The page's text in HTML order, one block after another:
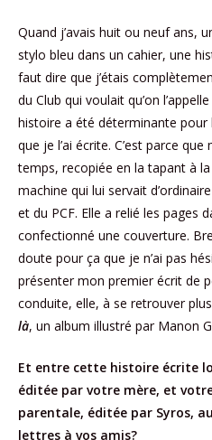
Quand j’avais huit ou neuf ans,
stylo bleu dans un cahier, une
faut dire que j’étais
du Club qui voulait qu’on
histoire a été déterminante pour
que je l’ai écrite. C’est parce
temps, recopiée en la tapant à
machine qui lui servait
et du PCF. Elle a relié les pages
confectionné une couverture.
doute pour ça que je n’ai pas
présenter mon premier écrit de
conduite, elle, à se retrouver
là, un album illustré par Manon
Et entre cette histoire écrite
éditée par votre mère, et
parentale, éditée par Syros,
lettres à vos amis?